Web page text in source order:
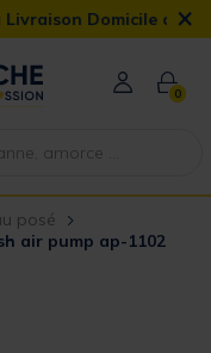
offerte dès 90€ ×
0
posé
air pump ap-1102